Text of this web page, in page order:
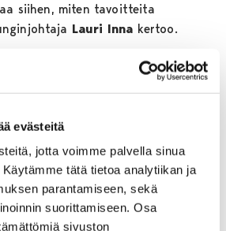
evästeitä
jotta voimme palvella sinua
tätä tietoa analytiikan ja
parantamiseen, sekä
suorittamiseen. Osa
sivuston
siihen, miten tavoitteita
Lauri Inna kertoo.
enemmistö on ilmaissut tukensa
jonka tarkoituksena on turvata
Tämä tarkoittaa sitä, että
tuomista päätöksentekoon eri
olisi selvittää Pori Energian